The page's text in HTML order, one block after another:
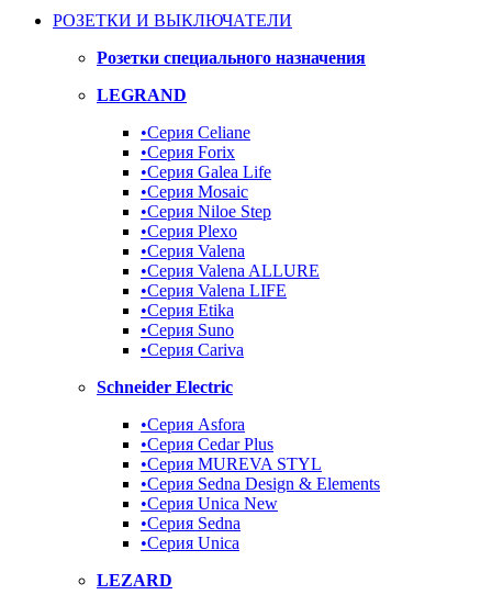
РОЗЕТКИ И ВЫКЛЮЧАТЕЛИ
Розетки специального назначения
LEGRAND
•Серия Celiane
•Серия Forix
•Серия Galea Life
•Серия Mosaic
•Серия Niloe Step
•Серия Plexo
•Серия Valena
•Серия Valena ALLURE
•Серия Valena LIFE
•Серия Etika
•Серия Suno
•Серия Cariva
Schneider Electric
•Серия Asfora
•Серия Cedar Plus
•Серия MUREVA STYL
•Серия Sedna Design & Elements
•Серия Unica New
•Серия Sedna
•Серия Unica
LEZARD